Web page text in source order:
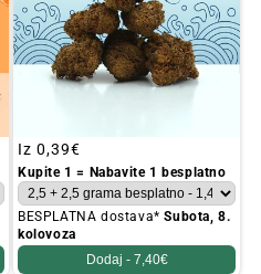
Redovna
cijena
Iz 0,39€
Kupite 1 = Nabavite 1 besplatno
BESPLATNA dostava*Subota, 8.
kolovoza
Dodaj - 7,40€